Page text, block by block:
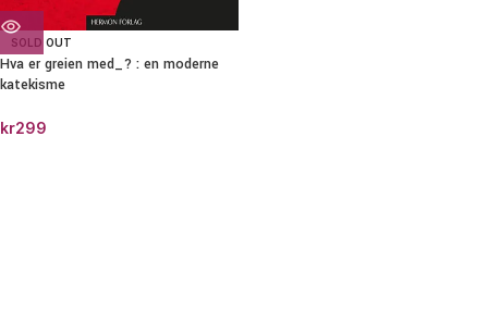
SOLD OUT
Hva er greien med_? : en moderne
katekisme
kr299